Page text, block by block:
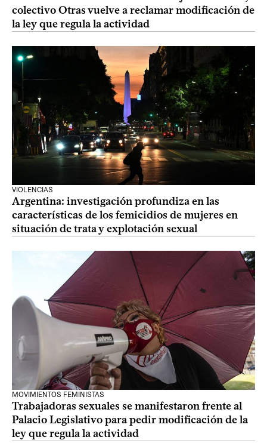
colectivo Otras vuelve a reclamar modificación de
la ley que regula la actividad
VIOLENCIAS
Argentina: investigación profundiza en las
características de los femicidios de mujeres en
situación de trata y explotación sexual
MOVIMIENTOS FEMINISTAS
Trabajadoras sexuales se manifestaron frente al
Palacio Legislativo para pedir modificación de la
ley que regula la actividad